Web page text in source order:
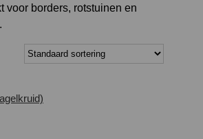
voor borders, rotstuinen en